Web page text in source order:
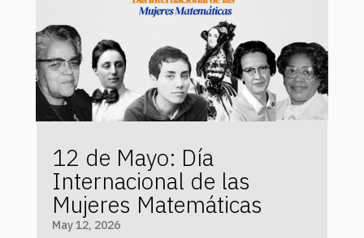
12 de Mayo: Día
Internacional de las
Mujeres Matemáticas
May 12, 2026